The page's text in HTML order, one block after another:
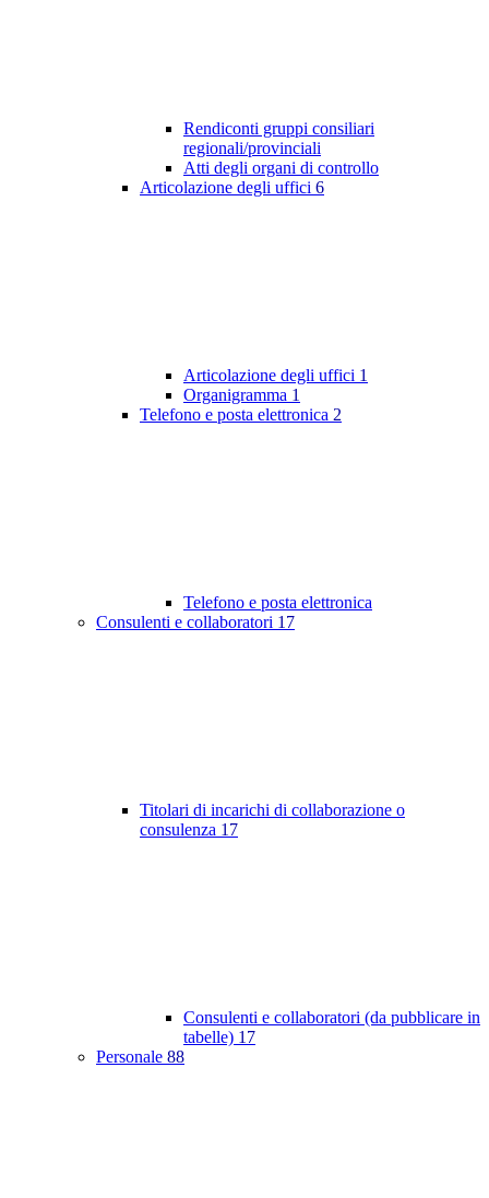
Rendiconti gruppi consiliari
regionali/provinciali
Atti degli organi di controllo
Articolazione degli uffici 6
Articolazione degli uffici 1
Organigramma 1
Telefono e posta elettronica 2
Telefono e posta elettronica
Consulenti e collaboratori 17
Titolari di incarichi di collaborazione o
consulenza 17
Consulenti e collaboratori (da pubblicare in
tabelle) 17
Personale 88